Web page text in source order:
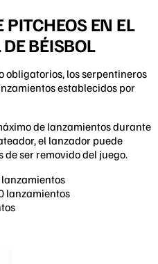
EN EL
BÉISBOL
obligatorios, los serpentineros
establecidos por
de lanzamientos durante
el lanzador puede
ser removido del juego.
lanzamientos
lanzamientos